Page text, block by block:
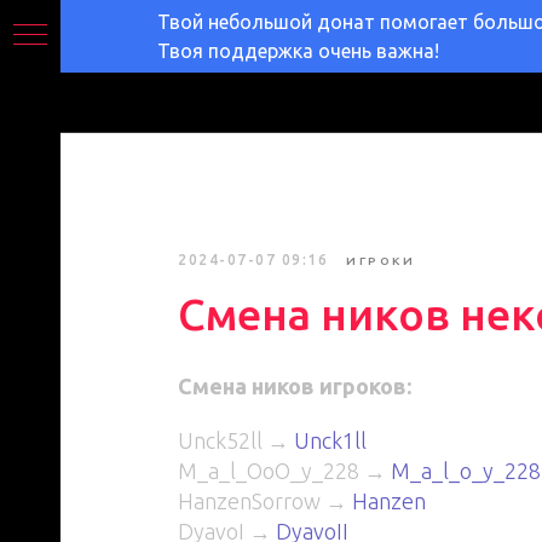
Твой небольшой донат помогает
Твоя поддержка очень важна!
2024-07-07 09:16 ИГРОКИ
Смена ников
Смена ников игроков:
Unck52ll → Unck1ll
M_a_l_OoO_y_228 → M_a_l_o_y_228
HanzenSorrow → Hanzen
DyavoI → DyavoII